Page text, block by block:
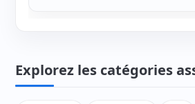
Explorez les catégories